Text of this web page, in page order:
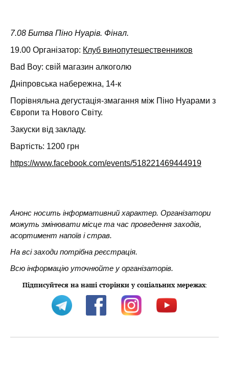
7.08 Битва Піно Нуарів. Фінал.
19.00 Організатор: Клуб винопутешественников
Bad Boy: свій магазин алкоголю
Дніпровська набережна, 14-к
Порівняльна дегустація-змагання між Піно Нуарами з
Європи та Нового Світу.
Закуски від закладу.
Вартість: 1200 грн
https://www.facebook.com/events/518221469444919
Анонс носить інформативний характер. Організатори
можуть змінювати місце та час проведення заходів,
асортимент напоїв і страв.
На всі заходи потрібна реєстрація.
Всю інформацію уточнюйте у організаторів.
Підписуйтеся на наші сторінки у соціальних мережах: